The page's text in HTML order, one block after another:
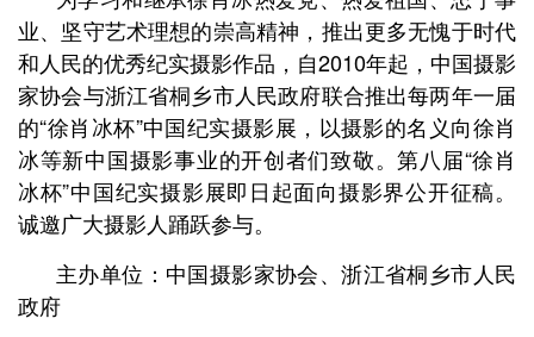
业、坚守艺术理想的崇高精神，推出更多无愧于时代
和人民的优秀纪实摄影作品，自2010年起，中国摄影
家协会与浙江省桐乡市人民政府联合推出每两年一届
的“徐肖冰杯”中国纪实摄影展，以摄影的名义向徐肖
冰等新中国摄影事业的开创者们致敬。第八届“徐肖
冰杯”中国纪实摄影展即日起面向摄影界公开征稿。
诚邀广大摄影人踊跃参与。
主办单位：中国摄影家协会、浙江省桐乡市人民
政府